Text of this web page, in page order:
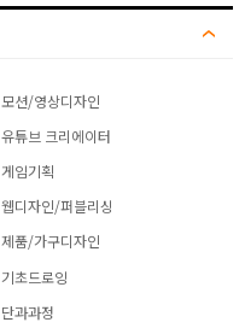
모션/영상디자인
유튜브 크리에이터
게임기획
웹디자인/퍼블리싱
제품/가구디자인
기초드로잉
단과과정